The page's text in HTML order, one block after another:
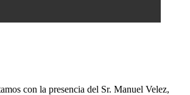
con la presencia del Sr. Manuel Velez,